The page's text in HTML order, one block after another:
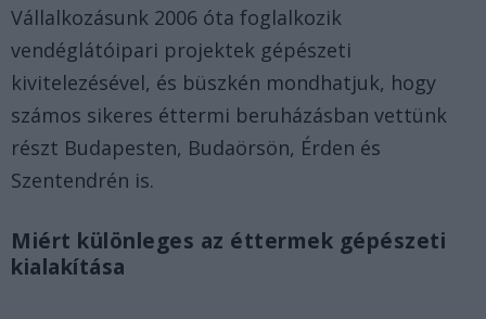
Vállalkozásunk 2006 óta foglalkozik
vendéglátóipari projektek gépészeti
kivitelezésével, és büszkén mondhatjuk, hogy
számos sikeres éttermi beruházásban vettünk
részt Budapesten, Budaörsön, Érden és
Szentendrén is.
Miért különleges az éttermek gépészeti
kialakítása